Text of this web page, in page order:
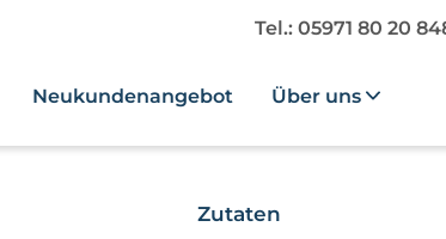
Tel.: 05971 80 20
Neukundenangebot Über uns
Zutaten